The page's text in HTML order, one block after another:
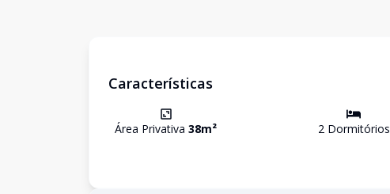
Características
Área Privativa 38m² 2Dormitórios